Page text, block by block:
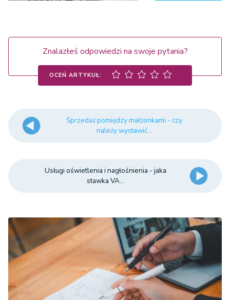
Znalazłeś odpowiedzi na swoje pytania?
OCEŃ ARTYKUŁ:
Sprzedaż pomiędzy małżonkami - czy
należy wystawić...
Usługi oświetlenia i nagłośnienia - jaka
stawka VA...